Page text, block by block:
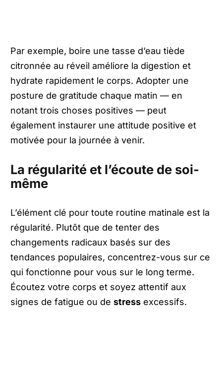
Par exemple, boire une tasse d’eau tiède
citronnée au réveil améliore la digestion et
hydrate rapidement le corps. Adopter une
posture de gratitude chaque matin — en
notant trois choses positives — peut
également instaurer une attitude positive et
motivée pour la journée à venir.
La régularité et l’écoute de soi-
même
L’élément clé pour toute routine matinale est la
régularité. Plutôt que de tenter des
changements radicaux basés sur des
tendances populaires, concentrez-vous sur ce
qui fonctionne pour vous sur le long terme.
Écoutez votre corps et soyez attentif aux
signes de fatigue ou de stressexcessifs.